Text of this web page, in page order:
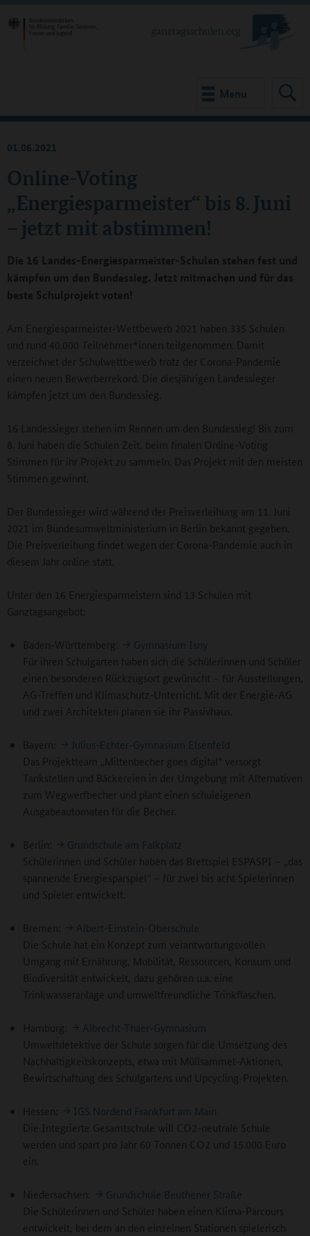
Menu
Online-Voting
„Energiesparmeister“ bis 8. Juni
– jetzt mit abstimmen!
01.06.2021
Die 16 Landes-Energiesparmeister-Schulen stehen fest und
kämpfen um den Bundessieg. Jetzt mitmachen und für das
beste Schulprojekt voten!
Am Energiesparmeister-Wettbewerb 2021 haben 335 Schulen
und rund 40.000 Teilnehmer*innen teilgenommen. Damit
verzeichnet der Schulwettbewerb trotz der Corona-Pandemie
einen neuen Bewerberrekord. Die diesjährigen Landessieger
kämpfen jetzt um den Bundessieg.
16 Landessieger stehen im Rennen um den Bundessieg! Bis zum
8. Juni haben die Schulen Zeit, beim finalen Online-Voting
Stimmen für ihr Projekt zu sammeln. Das Projekt mit den meisten
Stimmen gewinnt.
Der Bundessieger wird während der Preisverleihung am 11. Juni
2021 im Bundesumweltministerium in Berlin bekannt gegeben.
Die Preisverleihung findet wegen der Corona-Pandemie auch in
diesem Jahr online statt.
Unter den 16 Energiesparmeistern sind 13 Schulen mit
Ganztagsangebot:
Baden-Württemberg:
Gymnasium Isny
Für ihren Schulgarten haben sich die Schülerinnen und Schüler
einen besonderen Rückzugsort gewünscht – für Ausstellungen,
AG-Treffen und Klimaschutz-Unterricht. Mit der Energie-AG
und zwei Architekten planen sie ihr Passivhaus.
Bayern:
Julius-Echter-Gymnasium Elsenfeld
Das Projektteam „Miltenbecher goes digital“ versorgt
Tankstellen und Bäckereien in der Umgebung mit Alternativen
zum Wegwerfbecher und plant einen schuleigenen
Ausgabeautomaten für die Becher.
Berlin:
Grundschule am Falkplatz
Schülerinnen und Schüler haben das Brettspiel ESPASPI – „das
spannende Energiesparspiel“ – für zwei bis acht Spielerinnen
und Spieler entwickelt.
Bremen:
Albert-Einstein-Oberschule
Die Schule hat ein Konzept zum verantwortungsvollen
Umgang mit Ernährung, Mobilität, Ressourcen, Konsum und
Biodiversität entwickelt, dazu gehören u.a. eine
Trinkwasseranlage und umweltfreundliche Trinkflaschen.
Hamburg:
Albrecht-Thaer-Gymnasium
Umweltdetektive der Schule sorgen für die Umsetzung des
Nachhaltigkeitskonzepts, etwa mit Müllsammel-Aktionen,
Bewirtschaftung des Schulgartens und Upcycling-Projekten.
Hessen:
IGS Nordend Frankfurt am Main
Die Integrierte Gesamtschule will CO2-neutrale Schule
werden und spart pro Jahr 60 Tonnen CO2 und 15.000 Euro
ein.
Niedersachsen:
Grundschule Beuthener Straße
Die Schülerinnen und Schüler haben einen Klima-Parcours
entwickelt, bei dem an den einzelnen Stationen spielerisch